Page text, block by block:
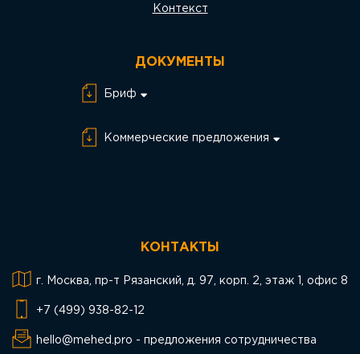
Контекст
ДОКУМЕНТЫ
Бриф
сайта
Коммерческие предложения
КОНТАКТЫ
г. Москва, пр-т Рязанский, д. 97, корп. 2, этаж 1, офис 8
+7 (499) 938-82-12
hello@mehed.pro - предложения сотрудничества